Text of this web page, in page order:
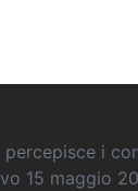
i
15 maggio